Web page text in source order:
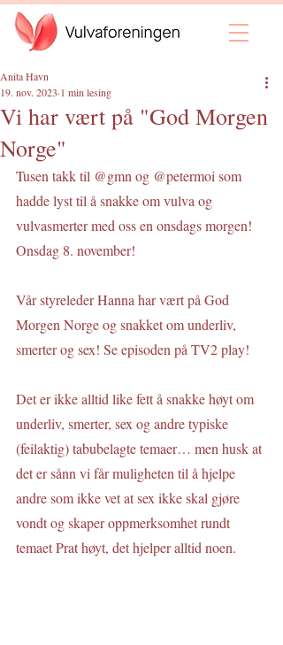
Vi har vært på "God Morgen
Norge"
Anita Havn
19. nov. 2023 1 min lesing
Tusen takk til @gmn og @petermoi som
hadde lyst til å snakke om vulva og
vulvasmerter med oss en onsdags morgen!
Onsdag 8. november!
Vår styreleder Hanna har vært på God
Morgen Norge og snakket om underliv,
smerter og sex! Se episoden på TV2 play!
Det er ikke alltid like fett å snakke høyt om
underliv, smerter, sex og andre typiske
(feilaktig) tabubelagte temaer… men husk at
det er sånn vi får muligheten til å hjelpe
andre som ikke vet at sex ikke skal gjøre
vondt og skaper oppmerksomhet rundt
temaet Prat høyt, det hjelper alltid noen.